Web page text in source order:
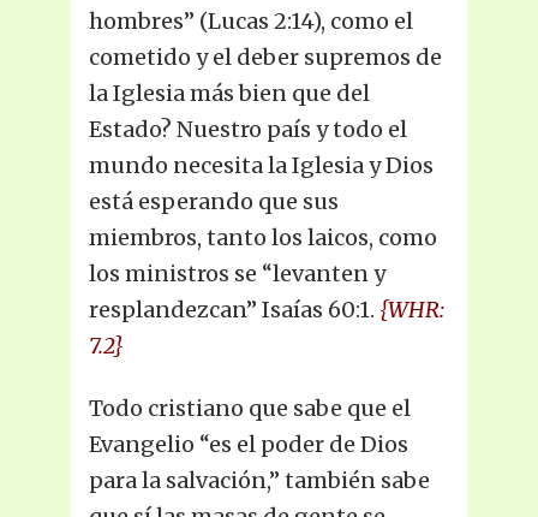
hombres” (Lucas 2:14), como el
cometido y el deber supremos de
la Iglesia más bien que del
Estado? Nuestro país y todo el
mundo necesita la Iglesia y Dios
está esperando que sus
miembros, tanto los laicos, como
los ministros se “levanten y
resplandezcan” Isaías 60:1. {WHR:
7.2}
Todo cristiano que sabe que el
Evangelio “es el poder de Dios
para la salvación,” también sabe